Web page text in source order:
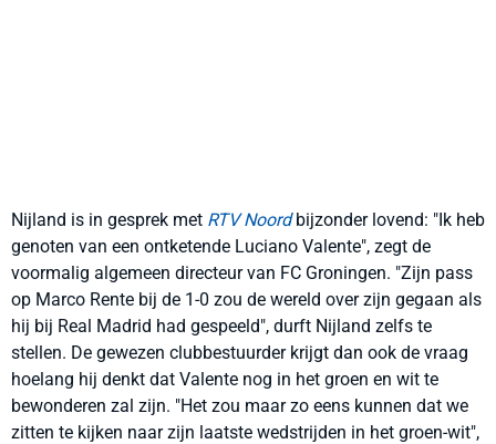
Nijland is in gesprek met RTV Noordbijzonder lovend: "Ik heb
genoten van een ontketende Luciano Valente", zegt de
voormalig algemeen directeur van FC Groningen. "Zijn pass
op Marco Rente bij de 1-0 zou de wereld over zijn gegaan als
hij bij Real Madrid had gespeeld", durft Nijland zelfs te
stellen. De gewezen clubbestuurder krijgt dan ook de vraag
hoelang hij denkt dat Valente nog in het groen en wit te
bewonderen zal zijn. "Het zou maar zo eens kunnen dat we
zitten te kijken naar zijn laatste wedstrijden in het groen-wit",